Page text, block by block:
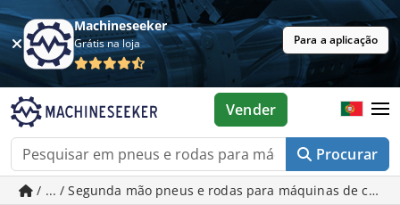
Machineseeker
Grátis na loja Para a aplicação
Procurar
Vender
/ ... / Segunda mão pneus e rodas para máquinas de